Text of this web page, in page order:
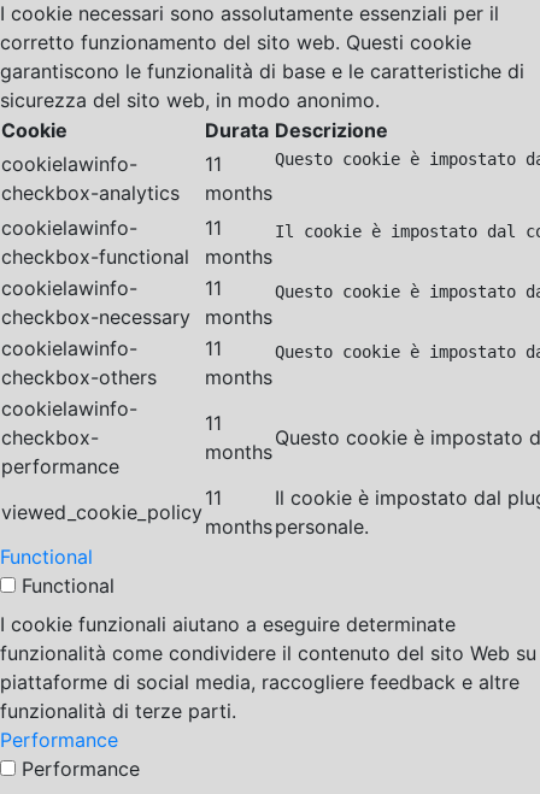
I cookie necessari sono assolutamente essenziali per il
corretto funzionamento del sito web. Questi cookie
garantiscono le funzionalità di base e le caratteristiche di
sicurezza del sito web, in modo anonimo.
Cookie
Durata Descrizione
cookielawinfo-
checkbox-analytics
11
months
Questo cookie è
cookielawinfo-
checkbox-functional
11
months
Il cookie è impostato dal
cookielawinfo-
checkbox-necessary
11
months
Questo cookie è impostato
cookielawinfo-
checkbox-others
11
months
Questo cookie è
cookielawinfo-
checkbox-
performance
11
months
Questo cookie è impostato
viewed_cookie_policy
11
months
Il cookie è impostato dal
personale.
Functional
Functional
I cookie funzionali aiutano a eseguire determinate
funzionalità come condividere il contenuto del sito Web su
piattaforme di social media, raccogliere feedback e altre
funzionalità di terze parti.
Performance
Performance